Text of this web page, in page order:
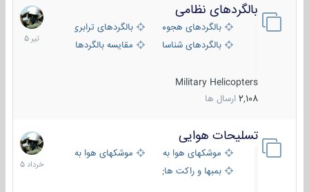
بالگردهای نظامی
بالگردهای هجومی
بالگردهای ترابری
بالگردهای شناسایی
مقایسه بالگردها
Military Helicopters
2,108 ارسال ها
22
تیر
1405
تسلیحات هوایی
موشکهای هوا به هوا
موشکهای هوا به سطح
بمبها و راکت های هوایی
30
خرداد
1405